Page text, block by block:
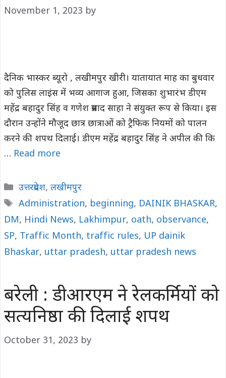
November 1, 2023 by
दैनिक भास्कर ब्यूरो , लखीमपुर खीरी। यातायात माह का बुधवार
को पुलिस लाइंस में भव्य आगाज हुआ, जिसका शुभारंभ डीएम
महेंद्र बहादुर सिंह व गणेश प्रसाद साहा ने संयुक्त रूप से किया। इस
दौरान उन्होंने मौजूद छात्र छात्राओं को ट्रैफिक नियमों को पालन
करने की शपथ दिलाई। डीएम महेंद्र बहादुर सिंह ने अपील की कि
… Read more
Categories
उत्तरप्रदेश, लखीमपुर
Tags
Administration, beginning, DAINIK BHASKAR,
DM, Hindi News, Lakhimpur, oath, observance,
SP, Traffic Month, traffic rules, UP dainik
Bhaskar, uttar pradesh, uttar pradesh news
बरेली : डीआरएम ने रेलकर्मियों को
सत्यनिष्ठा की दिलाई शपथ
October 31, 2023 by